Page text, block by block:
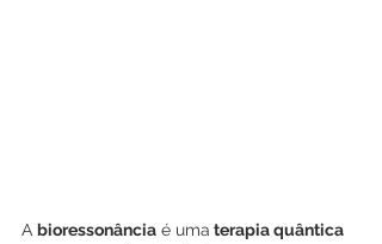
A bioressonância é uma terapia quântica